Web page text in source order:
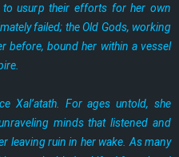
to usurp their efforts for her own
failed; the Old Gods, working
before, bound her within a vessel
Xal’atath. For ages untold, she
minds that listened and
leaving ruin in her wake. As many